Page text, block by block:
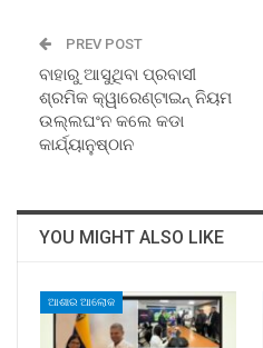
PREV POST
ବାହାରୁ ଆସୁଥିବା ପ୍ରବାସୀ
ଶ୍ରମିକ କ୍ୱାରେଣ୍ଟାଇନ୍ ନିୟମ
ଉଲ୍ଲଘଂନ କଲେ କଡା
କାର୍ଯ୍ୟାନୁଷ୍ଠାନ
YOU MIGHT ALSO LIKE
ଆଶାର ଆଲୋକ